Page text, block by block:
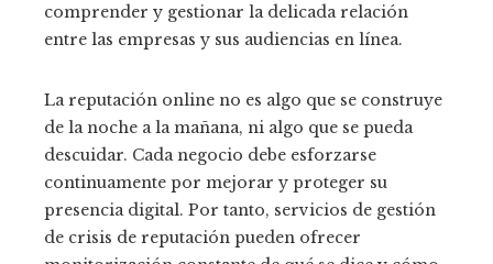
comprender y gestionar la delicada relación
entre las empresas y sus audiencias en línea.
La reputación online no es algo que se construye
de la noche a la mañana, ni algo que se pueda
descuidar. Cada negocio debe esforzarse
continuamente por mejorar y proteger su
presencia digital. Por tanto, servicios de gestión
de crisis de reputación pueden ofrecer